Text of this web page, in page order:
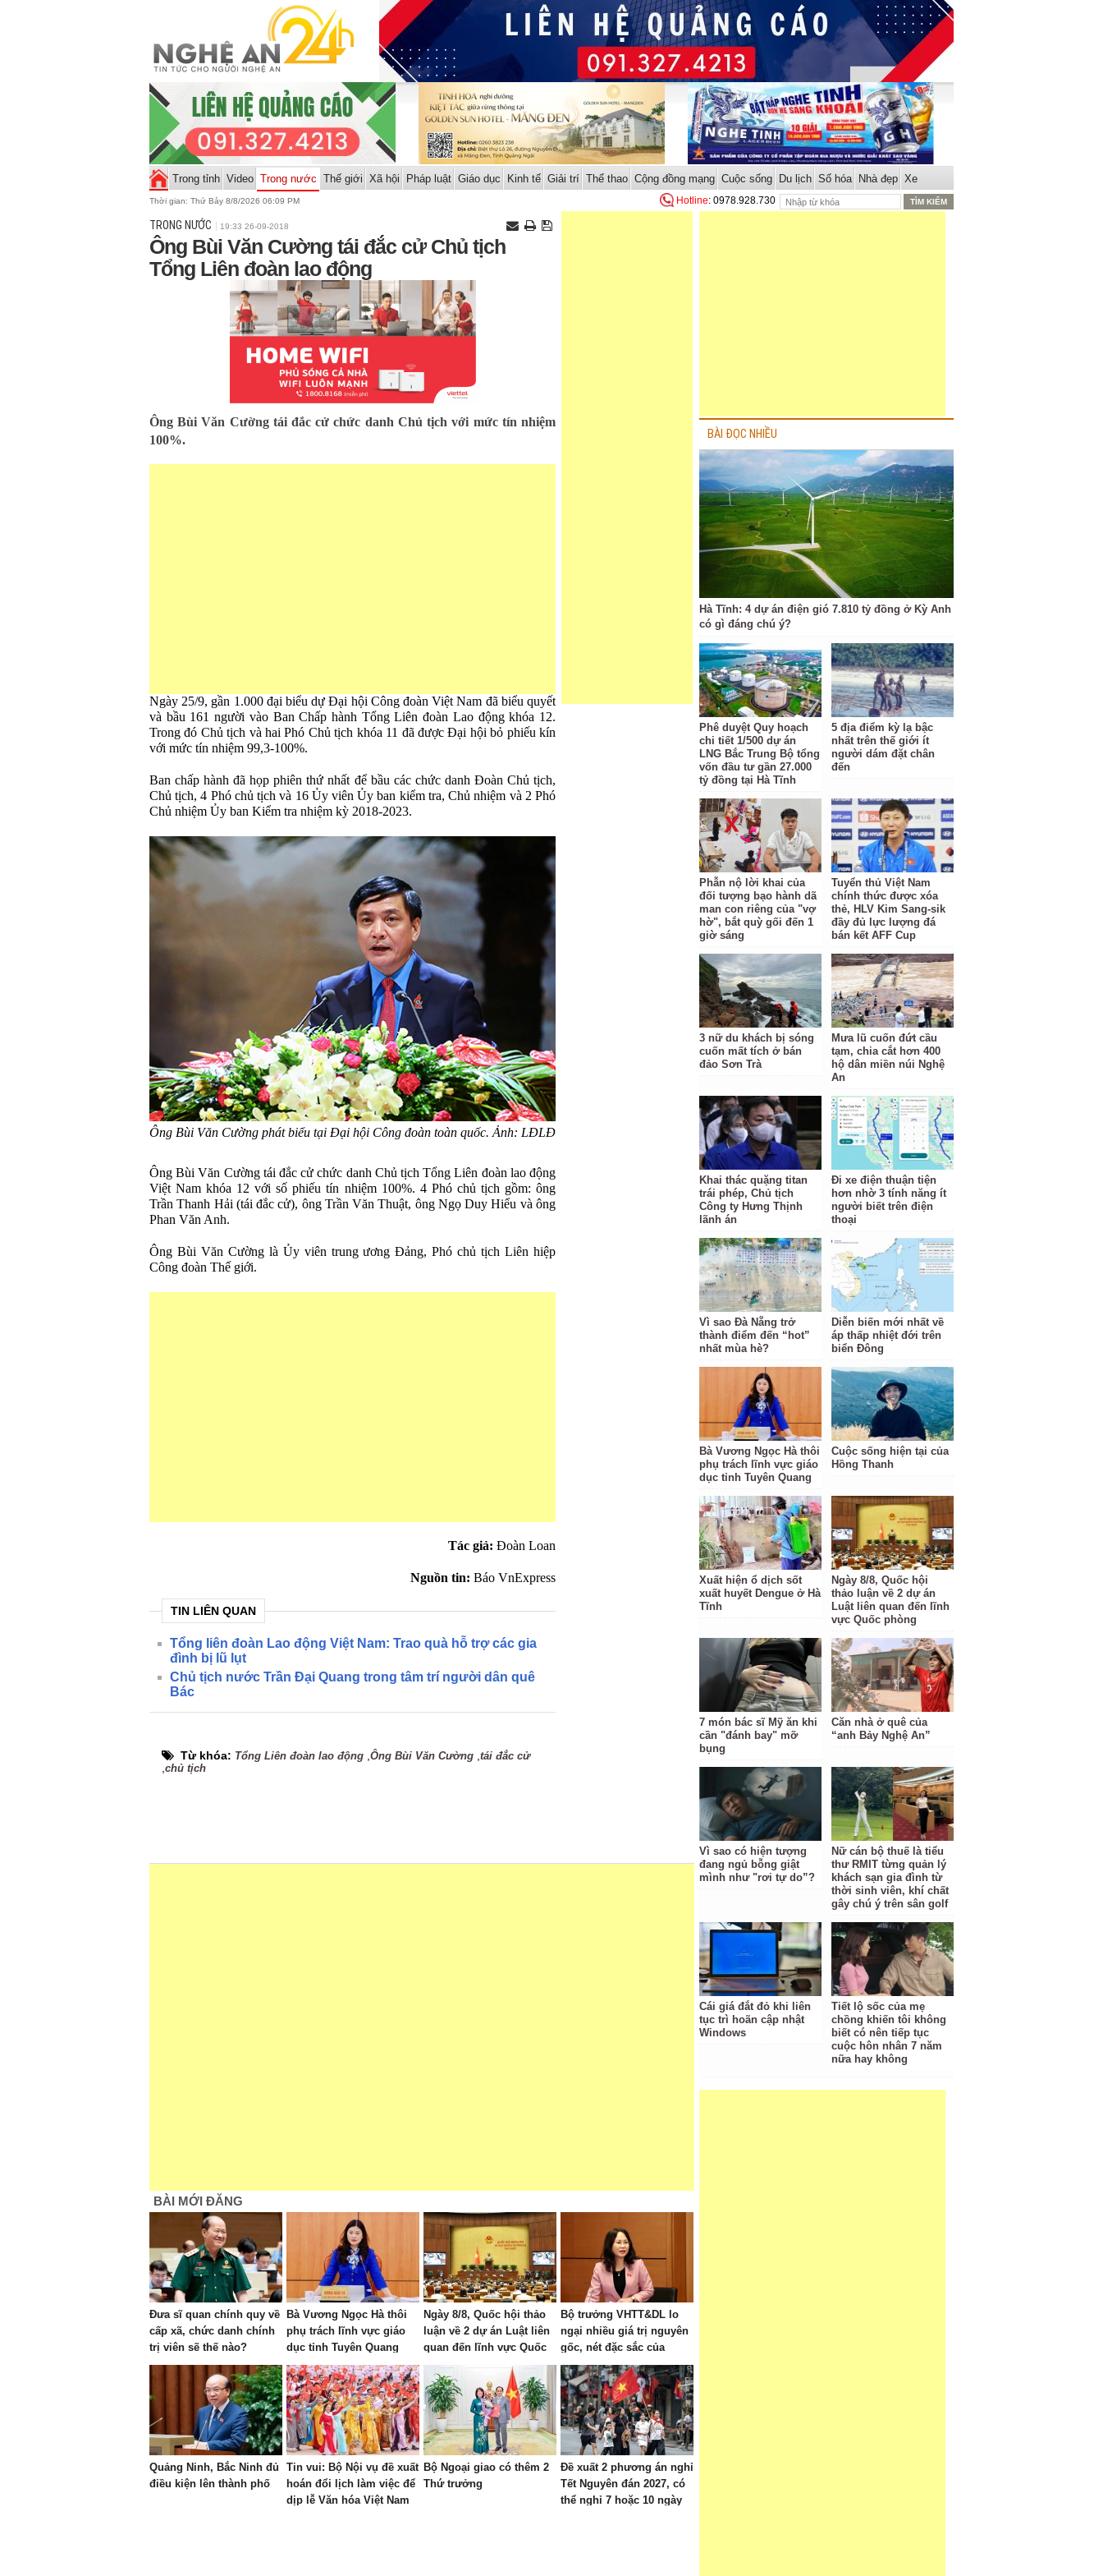
Trong tỉnh Video Trong nước Thế giới Xã hội Pháp luật Giáo dục Kinh tế Giải trí Thể thao Cộng đồng mạng Cuộc sống Du lịch Số hóa Nhà đẹp Xe
Thời gian: Thứ Bảy 8/8/2026 06:09 PM Hotline: 0978.928.730
TRONG NƯỚC 19:33 26-09-2018
Ông Bùi Văn Cường tái đắc cử Chủ tịch
Tổng Liên đoàn lao động
Ông Bùi Văn Cường tái đắc cử chức danh Chủ tịch với mức tín nhiệm
100%.
Ngày 25/9, gần 1.000 đại biểu dự Đại hội Công đoàn Việt Nam đã biểu quyết
và bầu 161 người vào Ban Chấp hành Tổng Liên đoàn Lao động khóa 12.
Trong đó Chủ tịch và hai Phó Chủ tịch khóa 11 đã được Đại hội bỏ phiếu kín
với mức tín nhiệm 99,3-100%.
Ban chấp hành đã họp phiên thứ nhất để bầu các chức danh Đoàn Chủ tịch,
Chủ tịch, 4 Phó chủ tịch và 16 Ủy viên Ủy ban kiểm tra, Chủ nhiệm và 2 Phó
Chủ nhiệm Ủy ban Kiểm tra nhiệm kỳ 2018-2023.
Ông Bùi Văn Cường phát biểu tại Đại hội Công đoàn toàn quốc. Ảnh: LĐLĐ
Ông Bùi Văn Cường tái đắc cử chức danh Chủ tịch Tổng Liên đoàn lao động
Việt Nam khóa 12 với số phiếu tín nhiệm 100%. 4 Phó chủ tịch gồm: ông
Trần Thanh Hải (tái đắc cử), ông Trần Văn Thuật, ông Ngọ Duy Hiểu và ông
Phan Văn Anh.
Ông Bùi Văn Cường là Ủy viên trung ương Đảng, Phó chủ tịch Liên hiệp
Công đoàn Thế giới.
Tác giả: Đoàn Loan
Nguồn tin: Báo VnExpress
TIN LIÊN QUAN
Tổng liên đoàn Lao động Việt Nam: Trao quà hỗ trợ các gia
đình bị lũ lụt
Chủ tịch nước Trần Đại Quang trong tâm trí người dân quê
Bác
Từ khóa: Tổng Liên đoàn lao động Ông Bùi Văn Cường tái đắc cử
chủ tịch
BÀI MỚI ĐĂNG
Đưa sĩ quan chính quy về
cấp xã, chức danh chính
trị viên sẽ thế nào?
Bà Vương Ngọc Hà thôi
phụ trách lĩnh vực giáo
dục tỉnh Tuyên Quang
Ngày 8/8, Quốc hội thảo
luận về 2 dự án Luật liên
quan đến lĩnh vực Quốc
phòng
Bộ trưởng VHTT&DL lo
ngại nhiều giá trị nguyên
gốc, nét đặc sắc của
nông thôn đang bị "bê
tông hóa"
Quảng Ninh, Bắc Ninh đủ
điều kiện lên thành phố
Tin vui: Bộ Nội vụ đề xuất
hoán đổi lịch làm việc để
dịp lễ Văn hóa Việt Nam
Bộ Ngoại giao có thêm 2
Thứ trưởng
Đề xuất 2 phương án nghỉ
Tết Nguyên đán 2027, có
thể nghỉ 7 hoặc 10 ngày
BÀI ĐỌC NHIỀU
Hà Tĩnh: 4 dự án điện gió 7.810 tỷ đồng ở Kỳ Anh
có gì đáng chú ý?
Phê duyệt Quy hoạch
chi tiết 1/500 dự án
LNG Bắc Trung Bộ tổng
vốn đầu tư gần 27.000
tỷ đồng tại Hà Tĩnh
5 địa điểm kỳ lạ bậc
nhất trên thế giới ít
người dám đặt chân
đến
Phẫn nộ lời khai của
đối tượng bạo hành dã
man con riêng của "vợ
hờ", bắt quỳ gối đến 1
giờ sáng
Tuyển thủ Việt Nam
chính thức được xóa
thẻ, HLV Kim Sang-sik
đầy đủ lực lượng đá
bán kết AFF Cup
3 nữ du khách bị sóng
cuốn mất tích ở bán
đảo Sơn Trà
Mưa lũ cuốn đứt cầu
tạm, chia cắt hơn 400
hộ dân miền núi Nghệ
An
Khai thác quặng titan
trái phép, Chủ tịch
Công ty Hưng Thịnh
lãnh án
Đi xe điện thuận tiện
hơn nhờ 3 tính năng ít
người biết trên điện
thoại
Vì sao Đà Nẵng trở
thành điểm đến “hot”
nhất mùa hè?
Diễn biến mới nhất về
áp thấp nhiệt đới trên
biển Đông
Bà Vương Ngọc Hà thôi
phụ trách lĩnh vực giáo
dục tỉnh Tuyên Quang
Cuộc sống hiện tại của
Hồng Thanh
Xuất hiện ổ dịch sốt
xuất huyết Dengue ở Hà
Tĩnh
Ngày 8/8, Quốc hội
thảo luận về 2 dự án
Luật liên quan đến lĩnh
vực Quốc phòng
7 món bác sĩ Mỹ ăn khi
cần "đánh bay" mỡ
bụng
Căn nhà ở quê của
“anh Bảy Nghệ An”
Vì sao có hiện tượng
đang ngủ bỗng giật
mình như "rơi tự do”?
Nữ cán bộ thuế là tiểu
thư RMIT từng quản lý
khách sạn gia đình từ
thời sinh viên, khí chất
gây chú ý trên sân golf
Cái giá đắt đỏ khi liên
tục trì hoãn cập nhật
Windows
Tiết lộ sốc của mẹ
chồng khiến tôi không
biết có nên tiếp tục
cuộc hôn nhân 7 năm
nữa hay không